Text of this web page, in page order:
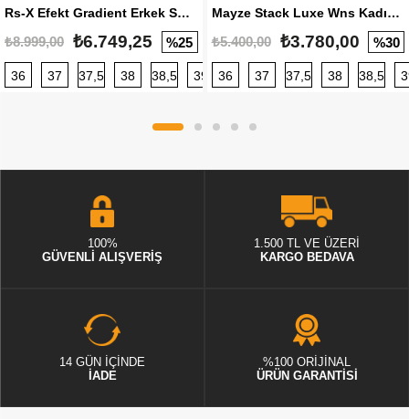
Rs-X Efekt Gradient Erkek Sneaker
₺8.999,00 ₺6.749,25 %25
36 37 37,5 38 38,5 39 40 40,5 41 42 42,5
Mayze Stack Luxe Wns Kadın Sneaker
₺5.400,00 ₺3.780,00 %30
36 37 37,5 38 38,5
100%
GÜVENLİ ALIŞVERİŞ
1.500 TL VE ÜZERİ
KARGO BEDAVA
14 GÜN İÇİNDE
İADE
%100 ORİJİNAL
ÜRÜN GARANTİSİ